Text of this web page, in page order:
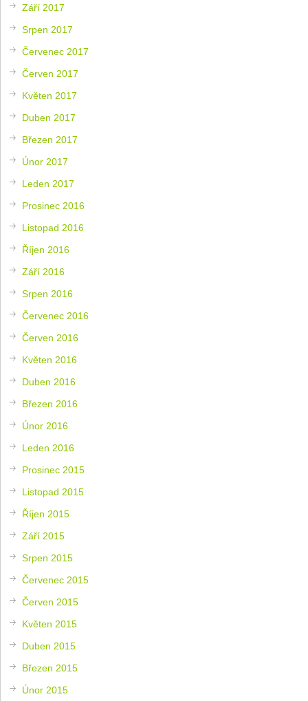
Září 2017
Srpen 2017
Červenec 2017
Červen 2017
Květen 2017
Duben 2017
Březen 2017
Únor 2017
Leden 2017
Prosinec 2016
Listopad 2016
Říjen 2016
Září 2016
Srpen 2016
Červenec 2016
Červen 2016
Květen 2016
Duben 2016
Březen 2016
Únor 2016
Leden 2016
Prosinec 2015
Listopad 2015
Říjen 2015
Září 2015
Srpen 2015
Červenec 2015
Červen 2015
Květen 2015
Duben 2015
Březen 2015
Únor 2015